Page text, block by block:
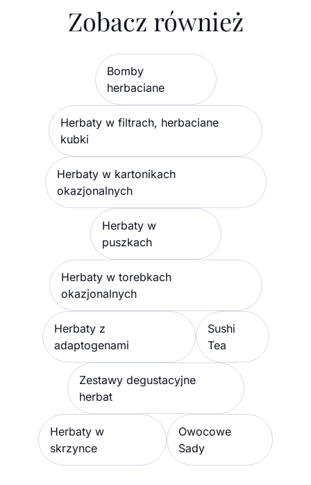
Zobacz również
Bomby
herbaciane
Herbaty w filtrach, herbaciane
kubki
Herbaty w kartonikach
okazjonalnych
Herbaty w
puszkach
Herbaty w torebkach
okazjonalnych
Herbaty z
adaptogenami
Sushi
Tea
Zestawy degustacyjne
herbat
Herbaty w
skrzynce
Owocowe
Sady